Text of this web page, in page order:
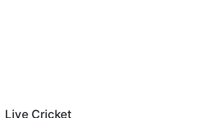
Live Cricket